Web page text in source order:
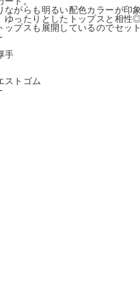
ながらも明るい配色カラーが印
ゆったりとしたトップスと相性
ップスも展開しているのでセッ
手
ストゴム